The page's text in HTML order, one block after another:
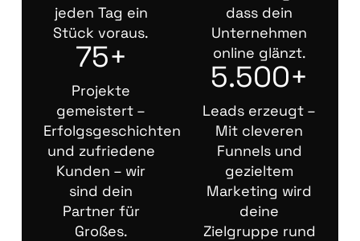
jeden Tag ein
Stück voraus.
75+
Projekte
gemeistert –
Erfolgsgeschichten
und zufriedene
Kunden – wir
sind dein
Partner für
Großes.
dass dein
Unternehmen
online glänzt.
5.500+
Leads erzeugt –
Mit cleveren
Funnels und
gezieltem
Marketing wird
deine
Zielgruppe rund